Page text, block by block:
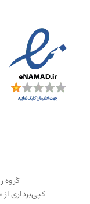
گروه
کپی‌برداری